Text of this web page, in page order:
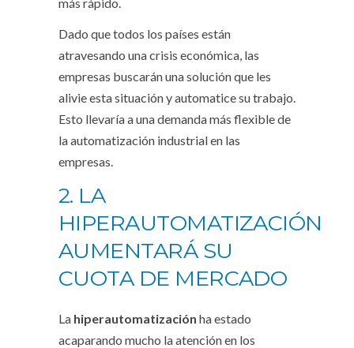
Dado que todos los países están
atravesando una crisis económica, las
empresas buscarán una solución que les
alivie esta situación y automatice su trabajo.
Esto llevaría a una demanda más flexible de
la automatización industrial en las
empresas.
2. LA
HIPERAUTOMATIZACIÓN
AUMENTARÁ SU
CUOTA DE MERCADO
La hiperautomatización ha estado
acaparando mucho la atención en los